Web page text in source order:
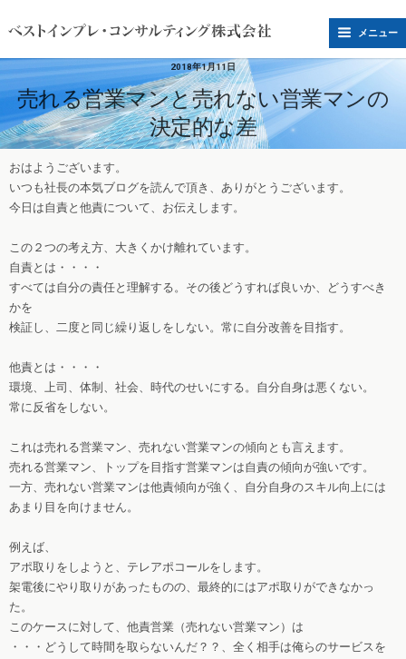
メニュー
2018年1月11日
売れる営業マンと売れない営業マンの
決定的な差
おはようございます。
いつも社長の本気ブログを読んで頂き、ありがとうございます。
今日は自責と他責について、お伝えします。
この２つの考え方、大きくかけ離れています。
自責とは・・・・
すべては自分の責任と理解する。その後どうすれば良いか、どうすべき
かを
検証し、二度と同じ繰り返しをしない。常に自分改善を目指す。
他責とは・・・・
環境、上司、体制、社会、時代のせいにする。自分自身は悪くない。
常に反省をしない。
これは売れる営業マン、売れない営業マンの傾向とも言えます。
売れる営業マン、トップを目指す営業マンは自責の傾向が強いです。
一方、売れない営業マンは他責傾向が強く、自分自身のスキル向上には
あまり目を向けません。
例えば、
アポ取りをしようと、テレアポコールをします。
架電後にやり取りがあったものの、最終的にはアポ取りができなかっ
た。
このケースに対して、他責営業（売れない営業マン）は
・・・どうして時間を取らないんだ？？、全く相手は俺らのサービスを